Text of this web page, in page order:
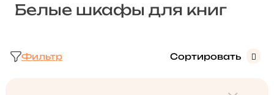
Белые шкафы для книг
Фильтр Сортировать